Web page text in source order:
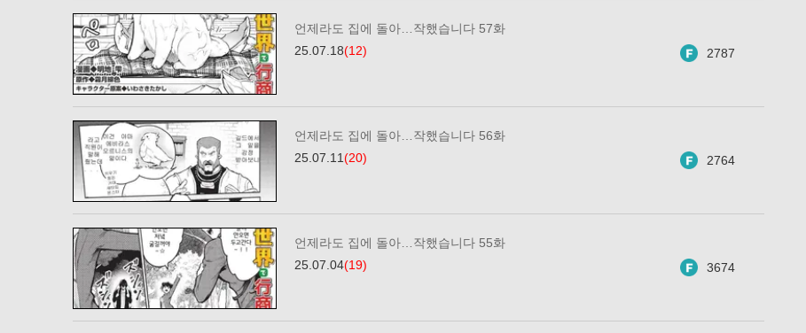
언제라도 집에 돌아…작했습니다 57화
25.07.18(12) 2787
언제라도 집에 돌아…작했습니다 56화
25.07.11(20) 2764
언제라도 집에 돌아…작했습니다 55화
25.07.04(19) 3674